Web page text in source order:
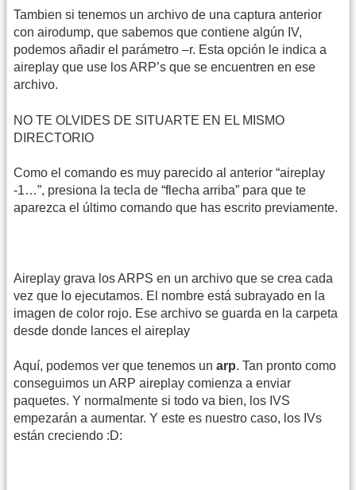
Tambien si tenemos un archivo de una captura anterior
con airodump, que sabemos que contiene algún IV,
podemos añadir el parámetro –r. Esta opción le indica a
aireplay que use los ARP’s que se encuentren en ese
archivo.
NO TE OLVIDES DE SITUARTE EN EL MISMO
DIRECTORIO
Como el comando es muy parecido al anterior “aireplay
-1…”, presiona la tecla de “flecha arriba” para que te
aparezca el último comando que has escrito previamente.
Aireplay grava los ARPS en un archivo que se crea cada
vez que lo ejecutamos. El nombre está subrayado en la
imagen de color rojo. Ese archivo se guarda en la carpeta
desde donde lances el aireplay
Aquí, podemos ver que tenemos un arp. Tan pronto como
conseguimos un ARP aireplay comienza a enviar
paquetes. Y normalmente si todo va bien, los IVS
empezarán a aumentar. Y este es nuestro caso, los IVs
están creciendo :D: